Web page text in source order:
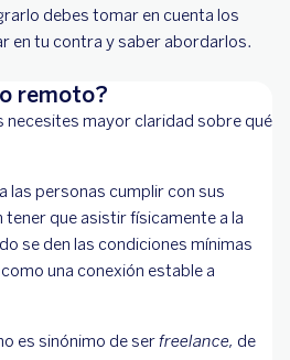
debes tomar en cuenta los
en tu contra y saber abordarlos.
remoto?
necesites mayor claridad sobre qué
las personas cumplir con sus
que asistir físicamente a la
se den las condiciones mínimas
una conexión estable a
es sinónimo de serfreelance, de